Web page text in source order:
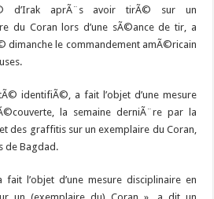
d’Irak aprÃ¨s avoir tirÃ© sur un
du Coran lors d’une sÃ©ance de tir, a
dimanche le commandement amÃ©ricain
identifiÃ©, a fait l’objet d’une mesure
la semaine derniÃ¨re par la
des graffitis sur un exemplaire du Coran,
de Bagdad.
l’objet d’une mesure disciplinaire en